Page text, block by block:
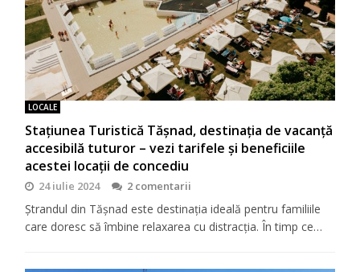
LOCALE
Stațiunea Turistică Tășnad, destinația de vacanță
accesibilă tuturor – vezi tarifele și beneficiile
acestei locații de concediu
24 iulie 2024 2 comentarii
Ștrandul din Tășnad este destinația ideală pentru familiile
care doresc să îmbine relaxarea cu distracția. În timp ce…